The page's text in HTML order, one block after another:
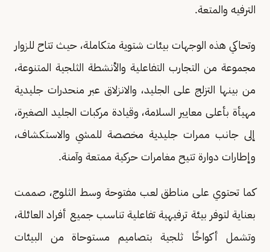
الترفيه والمتعة.
وتحاكي هذه الوجهات بيئات شتوية متكاملة، حيث تتاح للزوار
مجموعة من التجارب التفاعلية والأنشطة الثلجية المتنوعة،
من بينها التزلج على الجليد، والانزلاق عبر منحدرات جليدية
مهيأة بأعلى معايير السلامة، وقيادة مركبات الجليد الصغيرة،
إلى جانب ممرات جليدية مخصصة للمشي والاستكشاف،
وإطارات دوارة تتيح مغامرات حركية ممتعة وآمنة.
كما تحتوي على مناطق لعب مفتوحة وسط الثلوج، صممت
بعناية لتوفر بيئة ترفيهية تفاعلية تناسب جميع أفراد العائلة،
وتشمل أكواخًا ثلجية بتصاميم مستوحاة من البيئات